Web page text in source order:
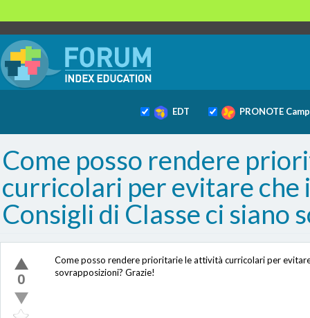
EDT PRONOTE
Come posso rendere
curricolari per evitare che
Consigli di Classe ci siano
0
Come posso rendere prioritarie le attività curricolari per
sovrapposizioni? Grazie!